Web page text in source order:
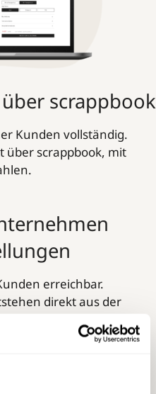
scrappbook
Kunden vollständig.
über scrappbook, mit
erreichbar.
direkt aus der